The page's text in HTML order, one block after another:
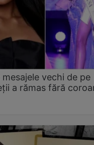
vechi de pe
a rămas fără